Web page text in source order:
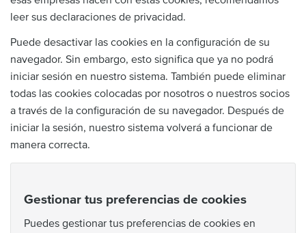
leer sus declaraciones de privacidad.
Puede desactivar las cookies en la configuración de su
navegador. Sin embargo, esto significa que ya no podrá
iniciar sesión en nuestro sistema. También puede eliminar
todas las cookies colocadas por nosotros o nuestros socios
a través de la configuración de su navegador. Después de
iniciar la sesión, nuestro sistema volverá a funcionar de
manera correcta.
Gestionar tus preferencias de cookies
Puedes gestionar tus preferencias de cookies en